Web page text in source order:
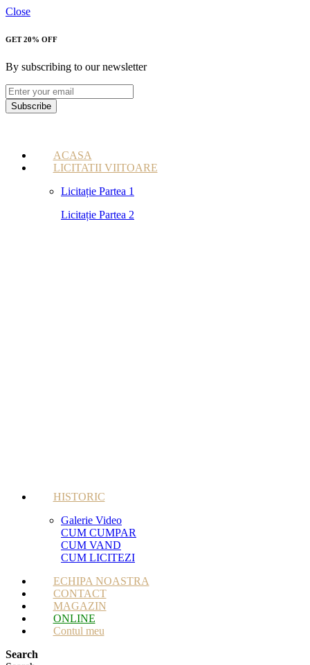
Close
GET 20% OFF
By subscribing to our newsletter
Subscribe
ACASA
LICITATII VIITOARE
Licitație Partea 1
Licitație Partea 2
HISTORIC
Galerie Video
CUM CUMPAR
CUM VAND
CUM LICITEZI
ECHIPA NOASTRA
CONTACT
MAGAZIN
ONLINE
Contul meu
Search